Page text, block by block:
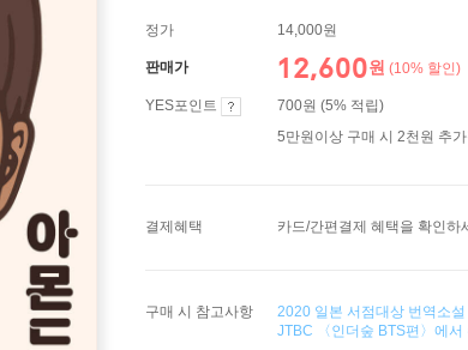
정가 14,000원
판매가 12,600원 (10% 할인)
YES포인트
700원 (5% 적립)
5만원이상 구매 시 2천원 추가
결제혜택 카드/간편결제 혜택을 확인하
구매 시 참고사항
2020 일본 서점대상 번역소
JTBC 〈인더숲 BTS편〉에서